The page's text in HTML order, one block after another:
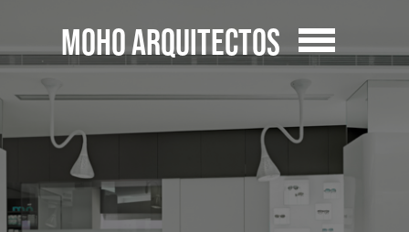
MOHO ARQUITECTOS